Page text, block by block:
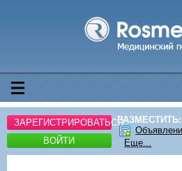
ЗАРЕГИСТРИРОВАТЬСЯ
ВОЙТИ
РАЗМЕСТИТЬ:
Еще...